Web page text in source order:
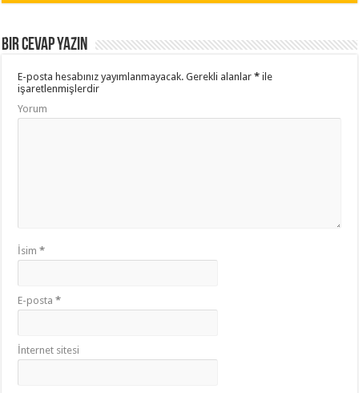
Bir cevap yazın
E-posta hesabınız yayımlanmayacak. Gerekli alanlar* ile
işaretlenmişlerdir
Yorum
İsim*
E-posta*
İnternet sitesi